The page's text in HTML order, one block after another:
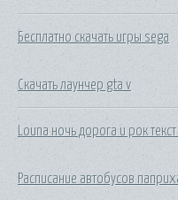
Бесплатно скачать игры sega
Скачать лаунчер gta v
Louna ночь дорога и рок
Расписание автобусов